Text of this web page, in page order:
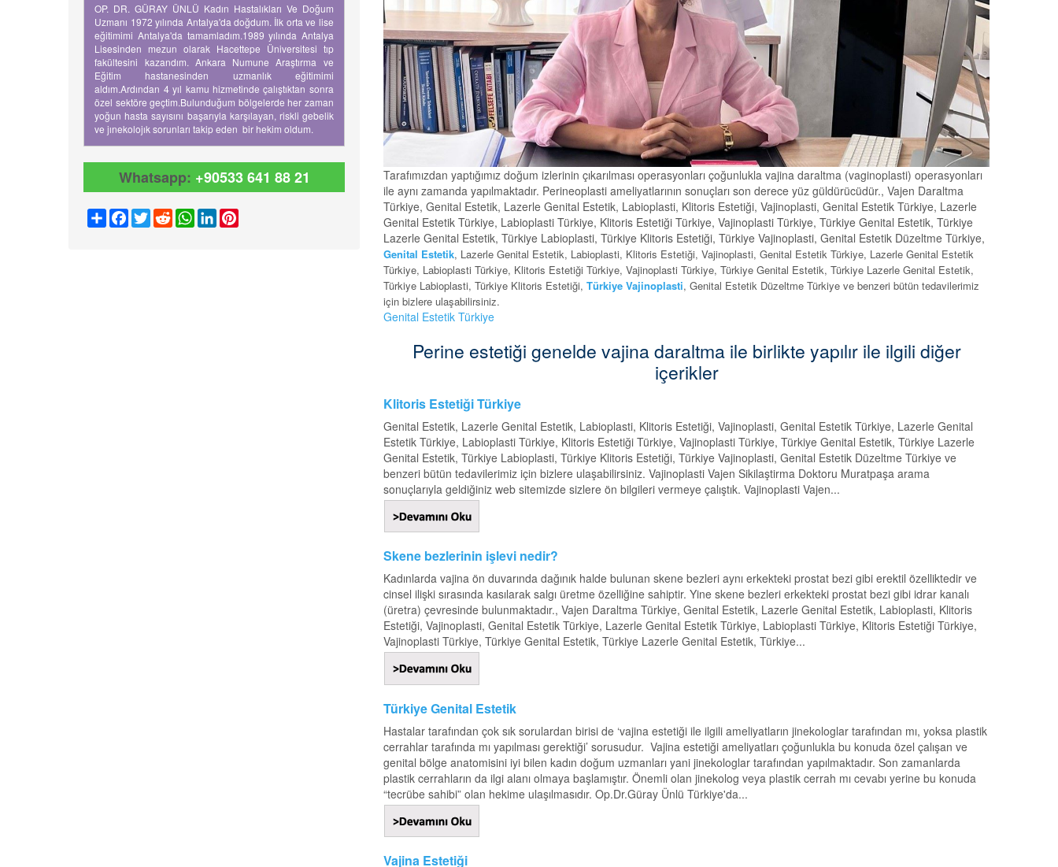
OP. DR. GÜRAY ÜNLÜ Kadın Hastalıkları Ve Doğum
Uzmanı 1972 yılında Antalya'da doğdum. İlk orta ve lise
eğitimimi Antalya'da tamamladım.1989 yılında Antalya
Lisesinden mezun olarak Hacettepe Üniversitesi tıp
fakültesini kazandım. Ankara Numune Araştırma ve
Eğitim hastanesinden uzmanlık eğitimimi
aldım.Ardından 4 yıl kamu hizmetinde çalıştıktan sonra
özel sektöre geçtim.Bulunduğum bölgelerde her zaman
yoğun hasta sayısını başarıyla karşılayan, riskli gebelik
ve jınekolojık sorunları takip eden bir hekim oldum.
Whatsapp: +90533 641 88 21
ShareFacebook
TwitterRedditWhatsApp
LinkedIn
Tarafımızdan yaptığımız doğum izlerinin çıkarılması operasyonları çoğunlukla vajina daraltma (vaginoplasti) operasyonları
ile aynı zamanda yapılmaktadır. Perineoplasti ameliyatlarının sonuçları son derece yüz güldürücüdür., Vajen Daraltma
Türkiye, Genital Estetik, Lazerle Genital Estetik, Labioplasti, Klitoris Estetiği, Vajinoplasti, Genital Estetik Türkiye, Lazerle
Genital Estetik Türkiye, Labioplasti Türkiye, Klitoris Estetiği Türkiye, Vajinoplasti Türkiye, Türkiye Genital Estetik, Türkiye
Lazerle Genital Estetik, Türkiye Labioplasti, Türkiye Klitoris Estetiği, Türkiye Vajinoplasti, Genital Estetik Düzeltme Türkiye,
Genital Estetik, Lazerle Genital Estetik, Labioplasti, Klitoris Estetiği, Vajinoplasti, Genital Estetik Türkiye, Lazerle Genital Estetik
Türkiye, Labioplasti Türkiye, Klitoris Estetiği Türkiye, Vajinoplasti Türkiye, Türkiye Genital Estetik, Türkiye Lazerle Genital Estetik,
Türkiye Labioplasti, Türkiye Klitoris Estetiği, Türkiye Vajinoplasti, Genital Estetik Düzeltme Türkiye ve benzeri bütün tedavilerimiz
için bizlere ulaşabilirsiniz.
Genital Estetik Türkiye
Perine estetiği genelde vajina daraltma ile birlikte yapılır ile ilgili diğer
içerikler
Klitoris Estetiği Türkiye
Genital Estetik, Lazerle Genital Estetik, Labioplasti, Klitoris Estetiği, Vajinoplasti, Genital Estetik Türkiye, Lazerle Genital
Estetik Türkiye, Labioplasti Türkiye, Klitoris Estetiği Türkiye, Vajinoplasti Türkiye, Türkiye Genital Estetik, Türkiye Lazerle
Genital Estetik, Türkiye Labioplasti, Türkiye Klitoris Estetiği, Türkiye Vajinoplasti, Genital Estetik Düzeltme Türkiye ve
benzeri bütün tedavilerimiz için bizlere ulaşabilirsiniz. Vajinoplasti Vajen Sikilaştirma Doktoru Muratpaşa arama
sonuçlarıyla geldiğiniz web sitemizde sizlere ön bilgileri vermeye çalıştık. Vajinoplasti Vajen...
Skene bezlerinin işlevi nedir?
Kadınlarda vajina ön duvarında dağınık halde bulunan skene bezleri aynı erkekteki prostat bezi gibi erektil özelliktedir ve
cinsel ilişki sırasında kasılarak salgı üretme özelliğine sahiptir. Yine skene bezleri erkekteki prostat bezi gibi idrar kanalı
(üretra) çevresinde bulunmaktadır., Vajen Daraltma Türkiye, Genital Estetik, Lazerle Genital Estetik, Labioplasti, Klitoris
Estetiği, Vajinoplasti, Genital Estetik Türkiye, Lazerle Genital Estetik Türkiye, Labioplasti Türkiye, Klitoris Estetiği Türkiye,
Vajinoplasti Türkiye, Türkiye Genital Estetik, Türkiye Lazerle Genital Estetik, Türkiye...
Türkiye Genital Estetik
Hastalar tarafından çok sık sorulardan birisi de ‘vajina estetiği ile ilgili ameliyatların jinekologlar tarafından mı, yoksa plastik
cerrahlar tarafında mı yapılması gerektiği’ sorusudur. Vajina estetiği ameliyatları çoğunlukla bu konuda özel çalışan ve
genital bölge anatomisini iyi bilen kadın doğum uzmanları yani jinekologlar tarafından yapılmaktadır. Son zamanlarda
plastik cerrahların da ilgi alanı olmaya başlamıştır. Önemli olan jinekolog veya plastik cerrah mı cevabı yerine bu konuda
“tecrübe sahibi” olan hekime ulaşılmasıdır. Op.Dr.Güray Ünlü Türkiye'da...
Vajina Estetiği